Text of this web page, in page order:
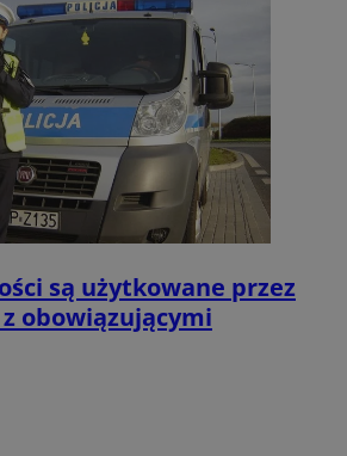
są użytkowane przez
obowiązującymi